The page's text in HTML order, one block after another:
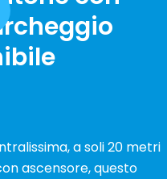
a soli 20 metri
ascensore, questo